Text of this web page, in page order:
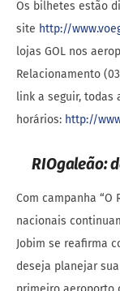
Os bilhetes estão
site http://
lojas GOL nos
Relacionamento
link a seguir, todas
horários: http://
RIOgaleão:
Com campanha “O
nacionais
Jobim se reafirma
deseja planejar